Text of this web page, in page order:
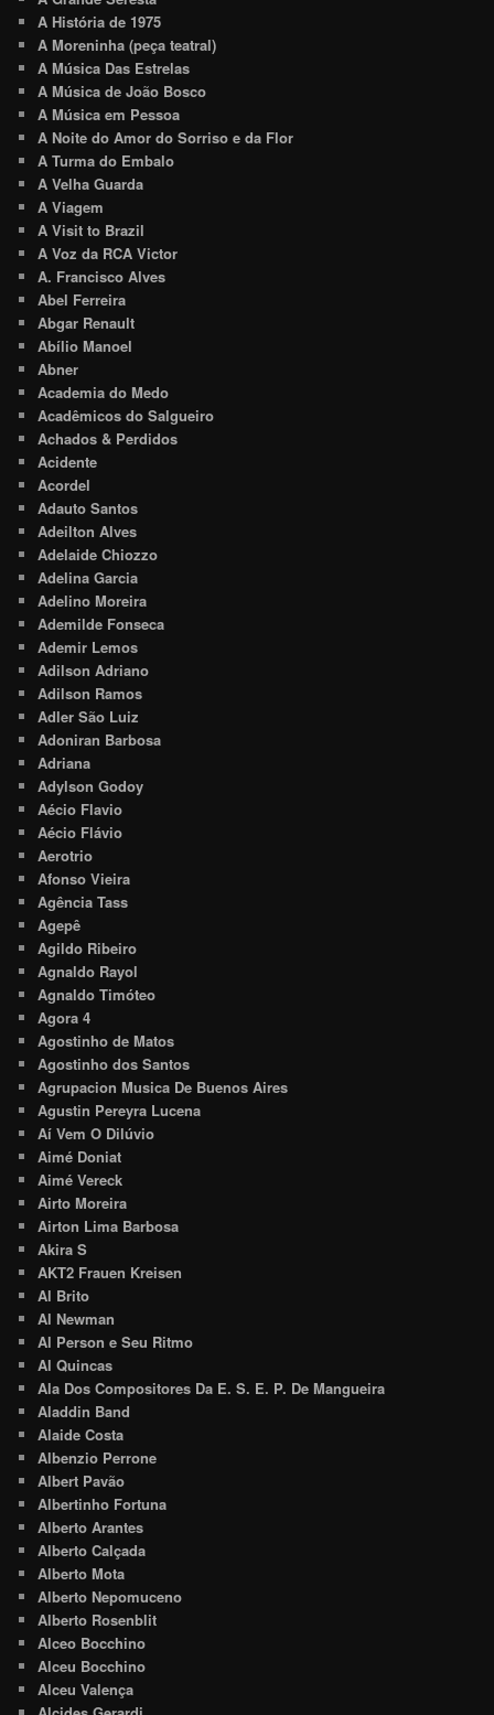
A História de 1975
A Moreninha (peça teatral)
A Música Das Estrelas
A Música de João Bosco
A Música em Pessoa
A Noite do Amor do Sorriso e da Flor
A Turma do Embalo
A Velha Guarda
A Viagem
A Visit to Brazil
A Voz da RCA Victor
A. Francisco Alves
Abel Ferreira
Abgar Renault
Abílio Manoel
Abner
Academia do Medo
Acadêmicos do Salgueiro
Achados & Perdidos
Acidente
Acordel
Adauto Santos
Adeilton Alves
Adelaide Chiozzo
Adelina Garcia
Adelino Moreira
Ademilde Fonseca
Ademir Lemos
Adilson Adriano
Adilson Ramos
Adler São Luiz
Adoniran Barbosa
Adriana
Adylson Godoy
Aécio Flavio
Aécio Flávio
Aerotrio
Afonso Vieira
Agência Tass
Agepê
Agildo Ribeiro
Agnaldo Rayol
Agnaldo Timóteo
Agora 4
Agostinho de Matos
Agostinho dos Santos
Agrupacion Musica De Buenos Aires
Agustin Pereyra Lucena
Aí Vem O Dilúvio
Aimé Doniat
Aimé Vereck
Airto Moreira
Airton Lima Barbosa
Akira S
AKT2 Frauen Kreisen
Al Brito
Al Newman
Al Person e Seu Ritmo
Al Quincas
Ala Dos Compositores Da E. S. E. P. De Mangueira
Aladdin Band
Alaide Costa
Albenzio Perrone
Albert Pavão
Albertinho Fortuna
Alberto Arantes
Alberto Calçada
Alberto Mota
Alberto Nepomuceno
Alberto Rosenblit
Alceo Bocchino
Alceu Bocchino
Alceu Valença